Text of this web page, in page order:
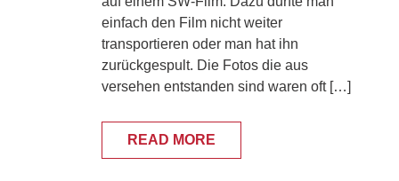
einfach den Film nicht weiter
transportieren oder man hat ihn
zurückgespult. Die Fotos die aus
versehen entstanden sind waren oft […]
READ MORE